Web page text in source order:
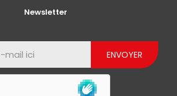
Newsletter